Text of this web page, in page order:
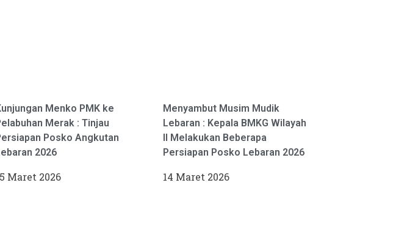
Menko PMK ke
Merak : Tinjau
Posko Angkutan
2026
Maret 2026
Menyambut Musim Mudik
Lebaran : Kepala BMKG Wilayah
II Melakukan Beberapa
Persiapan Posko Lebaran 2026
14 Maret 2026